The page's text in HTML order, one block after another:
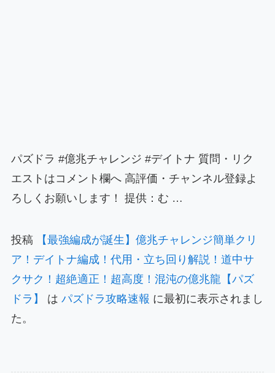
パズドラ #億兆チャレンジ #デイトナ 質問・リク
エストはコメント欄へ 高評価・チャンネル登録よ
ろしくお願いします！ 提供：む …
投稿
【最強編成が誕生】億兆チャレンジ簡単クリ
ア！デイトナ編成！代用・立ち回り解説！道中サ
クサク！超絶適正！超高度！混沌の億兆龍【パズ
ドラ】
は パズドラ攻略速報 に最初に表示されまし
た。